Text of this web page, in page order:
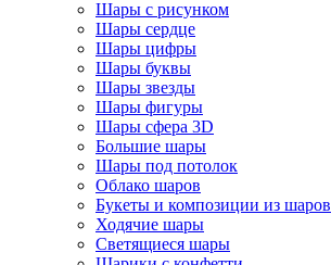
Шары с рисунком
Шары сердце
Шары цифры
Шары буквы
Шары звезды
Шары фигуры
Шары сфера 3D
Большие шары
Шары под потолок
Облако шаров
Букеты и композиции из шаров
Ходячие шары
Светящиеся шары